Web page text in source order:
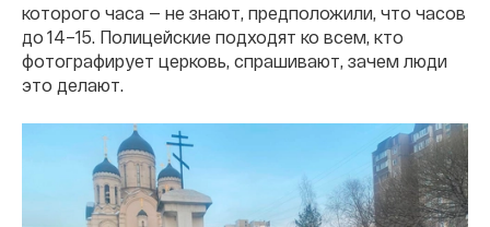
которого часа — не знают, предположили, что часов
до 14–15. Полицейские подходят ко всем, кто
фотографирует церковь, спрашивают, зачем люди
это делают.